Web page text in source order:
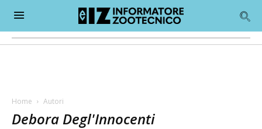
Home Autori
Debora Degl'Innocenti